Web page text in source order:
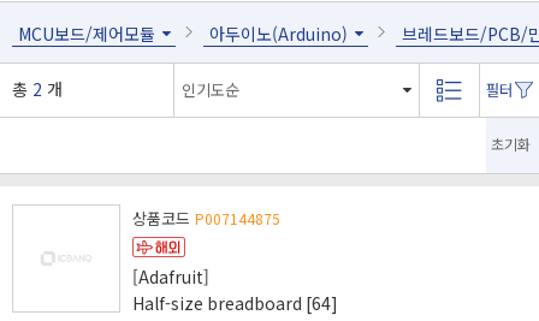
MCU보드/제어모듈 아두이노(Arduino) 브레드보드/PCB/
총 2 개
초기화
상품코드 P007144875
[Adafruit]
Half-size breadboard [64]